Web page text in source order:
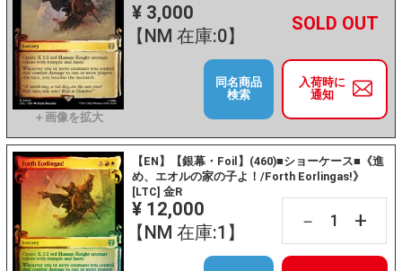
¥ 3,000
【NM 在庫:0】
－ +
入荷時に
通知
同名商品
検索
【EN】【銀幕・Foil】(460)■ショーケース■《進
め、エオルの家の子よ！/Forth Eorlingas!》
[LTC] 金R
¥ 12,000
【NM 在庫:1】
－ +